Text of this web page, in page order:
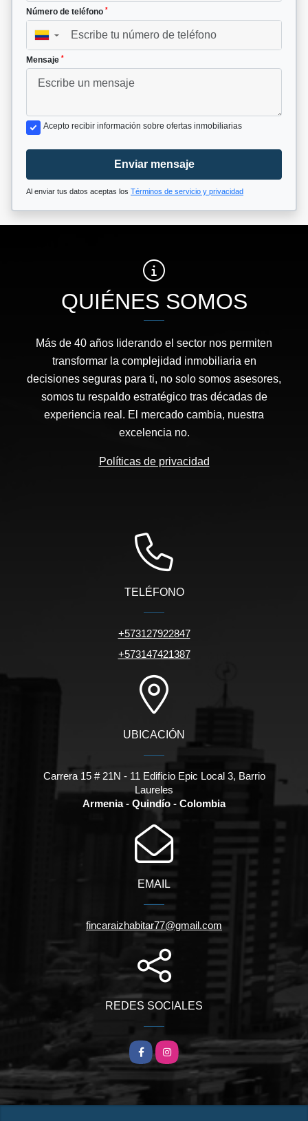
Número de teléfono *
▼
Mensaje *
Acepto recibir información sobre ofertas inmobiliarias
Enviar mensaje
Al enviar tus datos aceptas los Términos de servicio y privacidad
QUIÉNES SOMOS
Más de 40 años liderando el sector nos permiten
transformar la complejidad inmobiliaria en
decisiones seguras para ti, no solo somos asesores,
somos tu respaldo estratégico tras décadas de
experiencia real. El mercado cambia, nuestra
excelencia no.
Políticas de privacidad
TELÉFONO
+573127922847
+573147421387
UBICACIÓN
Carrera 15 # 21N - 11 Edificio Epic Local 3, Barrio
Laureles
Armenia - Quindío - Colombia
EMAIL
fincaraizhabitar77@gmail.com
REDES SOCIALES
FacebookInstagram